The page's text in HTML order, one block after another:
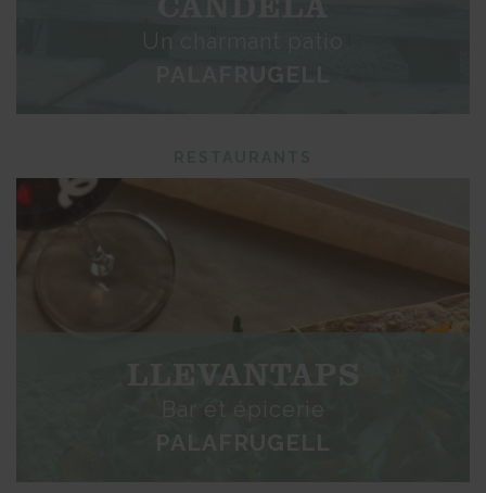
Un charmant patio
PALAFRUGELL
LLEVANTAPS
Bar et épicerie
PALAFRUGELL